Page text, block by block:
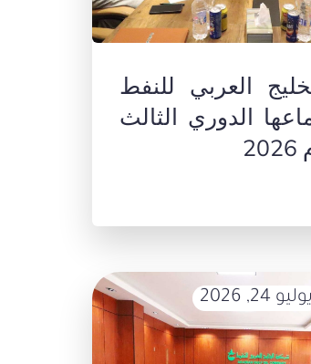
العربي للنفط
الدوري الثالث
يوليو 24, 2026